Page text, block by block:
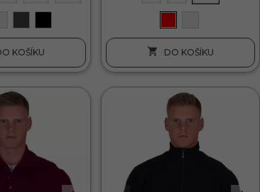
KOŠÍKU  DO KOŠÍKU